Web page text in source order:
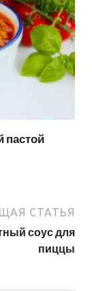
пастой
СТАТЬЯ
соус для
пиццы